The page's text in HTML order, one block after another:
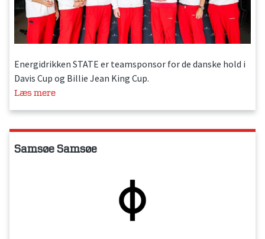
Energidrikken STATE er teamsponsor for de danske hold i
Davis Cup og Billie Jean King Cup.
Læs mere
Samsøe Samsøe